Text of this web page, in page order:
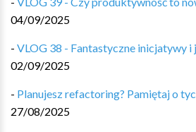
04/09/2025
- VLOG 38 - Fantastyczne inicjatywy i
02/09/2025
- Planujesz refactoring? Pamiętaj o
27/08/2025